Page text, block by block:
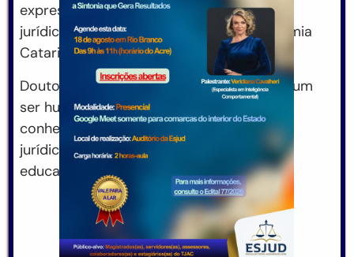
expressivo de contribuição com o saber
jurídico, tendo fundado inclusive a Academia
Catarinense de Letras Jurídicas.
Doutor em Direito, o professor Cesar era um
ser humano excepcional, profundo
conhecedor e estudioso das ciências
jurídicas, além de respeitada liderança na
educação catarinense.